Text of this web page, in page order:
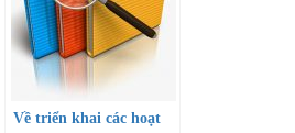
Về triển khai các hoạt